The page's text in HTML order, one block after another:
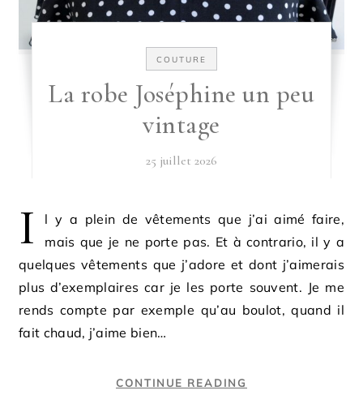
COUTURE
La robe Joséphine un peu
vintage
25 juillet 2026
I
l y a plein de vêtements que j’ai aimé faire,
mais que je ne porte pas. Et à contrario, il y a
quelques vêtements que j’adore et dont j’aimerais
plus d’exemplaires car je les porte souvent. Je me
rends compte par exemple qu’au boulot, quand il
fait chaud, j’aime bien…
CONTINUE READING